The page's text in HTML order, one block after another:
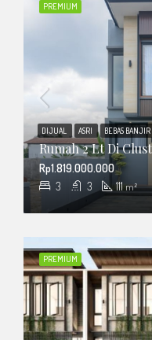
3 3 111 m²
Rp1.819.000.000
DIJUAL ASRI BEBAS BANJIR
PREMIUM
PREMIUM